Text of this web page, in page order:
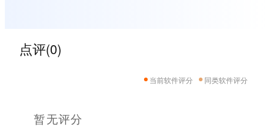
点评(0)
当前软件评分 同类软件评分
暂无评分